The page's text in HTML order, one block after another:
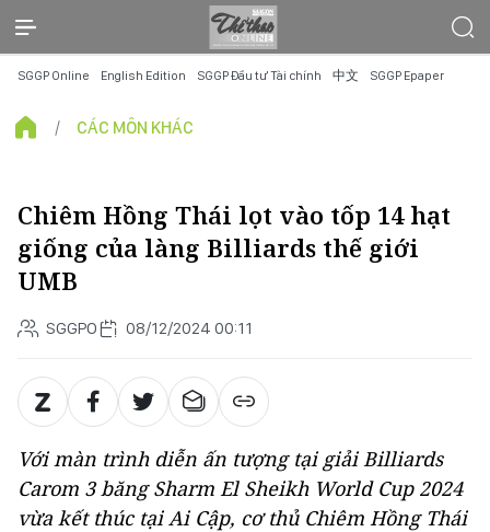
SGGP Online English Edition SGGP Đầu tư Tài chính 中文 SGGP Epaper
CÁC MÔN KHÁC
Chiêm Hồng Thái lọt vào tốp 14 hạt
giống của làng Billiards thế giới
UMB
SGGPO 08/12/2024 00:11
Với màn trình diễn ấn tượng tại giải Billiards
Carom 3 băng Sharm El Sheikh World Cup 2024
vừa kết thúc tại Ai Cập, cơ thủ Chiêm Hồng Thái